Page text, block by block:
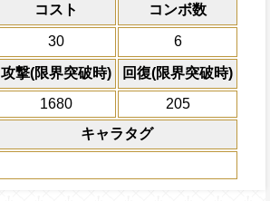
コスト コンボ数
30 6
攻撃(限界突破時)
回復(限界突破時)
1680
205
キャラタグ
突と強靭タイプキャラの基礎攻撃力を
上限突破
必殺技
ターン数：10
全ての防御効果・防
外のダメージを1にす
て敵全体に200万ダメ
プレイヤーの一味の
属性スロットに変換
ーンを2短縮する
2ターンの間敵全体の
カイドウ キング ジャック
1ターンの間敵全体の打突と強靭タ
げる
自分のスロット封じ状態を5ターン回
ダメージを受けた次のターン、自分
+200される/被ダメージ増加状態を3